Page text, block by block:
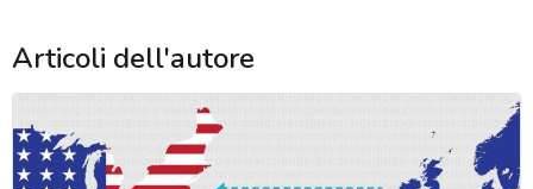
Articoli dell'autore